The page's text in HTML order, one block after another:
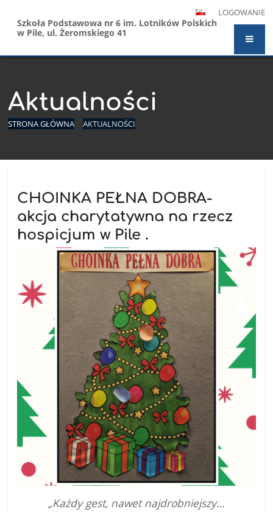
LOGOWANIE
Szkoła Podstawowa nr 6 im. Lotników Polskich
w Pile, ul. Żeromskiego 41
Aktualności
STRONA GŁÓWNA AKTUALNOŚCI
CHOINKA PEŁNA DOBRA-
akcja charytatywna na rzecz
hospicjum w Pile .
„Każdy gest, nawet najdrobniejszy…